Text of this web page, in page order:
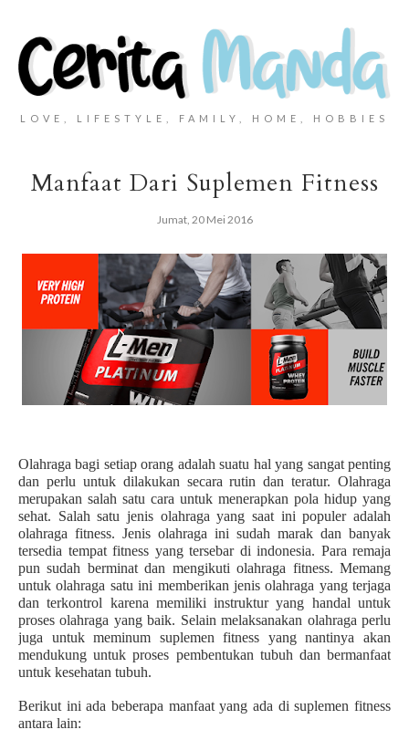
LOVE, LIFESTYLE, FAMILY, HOME, HOBBIES
Manfaat Dari Suplemen Fitness
Jumat, 20 Mei 2016
Olahraga bagi setiap orang adalah suatu hal yang sangat penting
dan perlu untuk dilakukan secara rutin dan teratur. Olahraga
merupakan salah satu cara untuk menerapkan pola hidup yang
sehat. Salah satu jenis olahraga yang saat ini populer adalah
olahraga fitness. Jenis olahraga ini sudah marak dan banyak
tersedia tempat fitness yang tersebar di indonesia. Para remaja
pun sudah berminat dan mengikuti olahraga fitness. Memang
untuk olahraga satu ini memberikan jenis olahraga yang terjaga
dan terkontrol karena memiliki instruktur yang handal untuk
proses olahraga yang baik. Selain melaksanakan olahraga perlu
juga untuk meminum suplemen fitness yang nantinya akan
mendukung untuk proses pembentukan tubuh dan bermanfaat
untuk kesehatan tubuh.
Berikut ini ada beberapa manfaat yang ada disuplemen fitness
antara lain: